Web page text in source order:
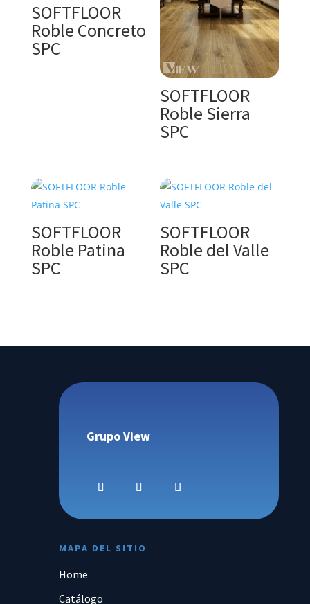
SOFTFLOOR
Roble Concreto
SPC
SOFTFLOOR
Roble Sierra
SPC
SOFTFLOOR
Roble Patina
SPC
SOFTFLOOR
Roble del Valle
SPC
Grupo View
MAPA DEL SITIO
Home
Catálogo